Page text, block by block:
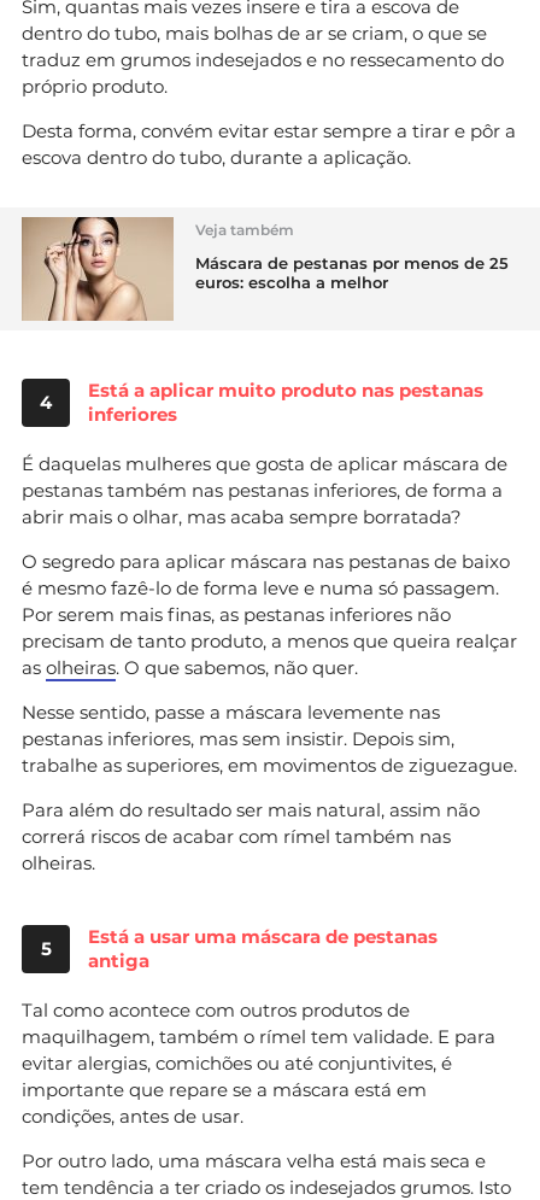
Sim, quantas mais vezes insere e tira a escova de
dentro do tubo, mais bolhas de ar se criam, o que se
traduz em grumos indesejados e no ressecamento do
próprio produto.
Desta forma, convém evitar estar sempre a tirar e pôr a
escova dentro do tubo, durante a aplicação.
Veja também
Máscara de pestanas por menos de 25
euros: escolha a melhor
4
Está a aplicar muito produto nas pestanas
inferiores
É daquelas mulheres que gosta de aplicar máscara de
pestanas também nas pestanas inferiores, de forma a
abrir mais o olhar, mas acaba sempre borratada?
O segredo para aplicar máscara nas pestanas de baixo
é mesmo fazê-lo de forma leve e numa só passagem.
Por serem mais finas, as pestanas inferiores não
precisam de tanto produto, a menos que queira realçar
as olheiras. O que sabemos, não quer.
Nesse sentido, passe a máscara levemente nas
pestanas inferiores, mas sem insistir. Depois sim,
trabalhe as superiores, em movimentos de ziguezague.
Para além do resultado ser mais natural, assim não
correrá riscos de acabar com rímel também nas
olheiras.
5
Está a usar uma máscara de pestanas
antiga
Tal como acontece com outros produtos de
maquilhagem, também o rímel tem validade. E para
evitar alergias, comichões ou até conjuntivites, é
importante que repare se a máscara está em
condições, antes de usar.
Por outro lado, uma máscara velha está mais seca e
tem tendência a ter criado os indesejados grumos. Isto